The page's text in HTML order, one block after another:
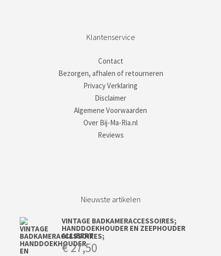
Klantenservice
Contact
Bezorgen, afhalen of retourneren
Privacy Verklaring
Disclaimer
Algemene Voorwaarden
Over Bij-Ma-Ria.nl
Reviews
Nieuwste artikelen
VINTAGE BADKAMERACCESSOIRES;
HANDDOEKHOUDER EN ZEEPHOUDER
ALLIBERT
€27,50